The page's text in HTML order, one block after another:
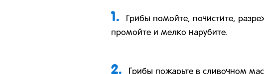
1. Грибы помойте, почистите,
промойте и мелко нарубите.
2. Грибы пожарьте в сливочном